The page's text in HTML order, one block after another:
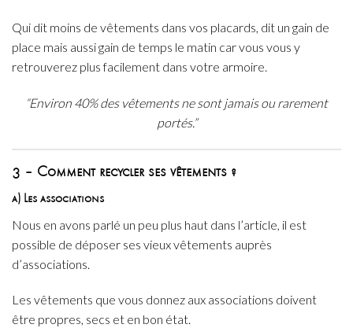
Qui dit moins de vêtements dans vos placards, dit un gain de
place mais aussi gain de temps le matin car vous vous y
retrouverez plus facilement dans votre armoire.
“Environ 40% des vêtements ne sont jamais ou rarement
portés.”
3 – Comment recycler ses vêtements ?
a) Les associations
Nous en avons parlé un peu plus haut dans l’article, il est
possible de déposer ses vieux vêtements auprès
d’associations.
Les vêtements que vous donnez aux associations doivent
être propres, secs et en bon état.